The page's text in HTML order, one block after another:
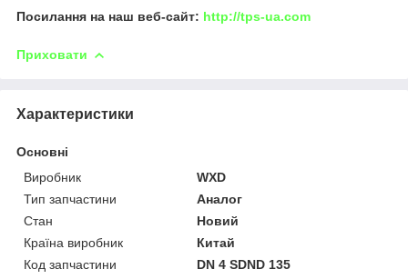
Посилання на наш веб-сайт: http://tps-ua.com
Приховати
Характеристики
Основні
Виробник
WXD
Тип запчастини
Аналог
Стан
Новий
Країна виробник
Китай
Код запчастини
DN 4 SDND 135